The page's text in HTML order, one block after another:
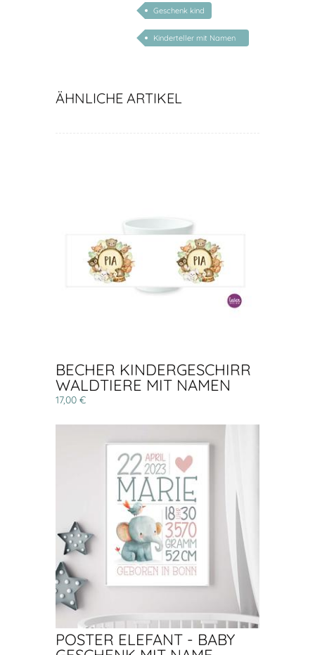
Geschenk kind
Kinderteller mit Namen
ÄHNLICHE ARTIKEL
BECHER KINDERGESCHIRR
WALDTIERE MIT NAMEN
17,00 €
POSTER ELEFANT - BABY